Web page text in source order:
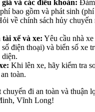
và các điều khoản:
bao gồm và phát sinh
về chính sách hủy
xế và xe: Yêu cầu nhà
số điện thoại) và biển số xe
diện.
Khi lên xe, hãy kiểm tra
toàn.
chuyến đi an toàn và thuận
Vĩnh Long!